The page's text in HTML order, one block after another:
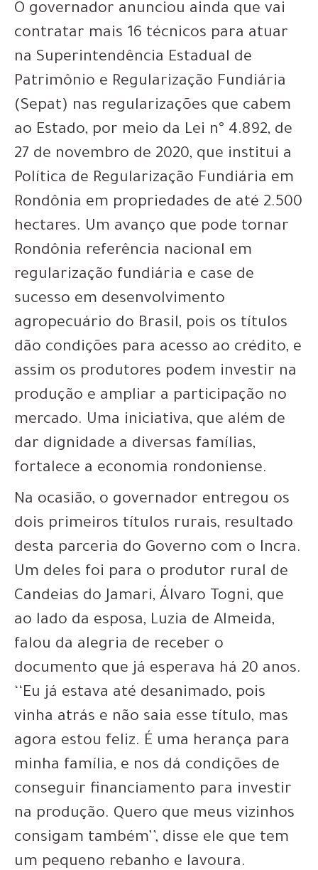
O governador anunciou ainda que vai
contratar mais 16 técnicos para atuar
na Superintendência Estadual de
Patrimônio e Regularização Fundiária
(Sepat) nas regularizações que cabem
ao Estado, por meio da Lei n° 4.892, de
27 de novembro de 2020, que institui a
Política de Regularização Fundiária em
Rondônia em propriedades de até 2.500
hectares. Um avanço que pode tornar
Rondônia referência nacional em
regularização fundiária e case de
sucesso em desenvolvimento
agropecuário do Brasil, pois os títulos
dão condições para acesso ao crédito, e
assim os produtores podem investir na
produção e ampliar a participação no
mercado. Uma iniciativa, que além de
dar dignidade a diversas famílias,
fortalece a economia rondoniense.
Na ocasião, o governador entregou os
dois primeiros títulos rurais, resultado
desta parceria do Governo com o Incra.
Um deles foi para o produtor rural de
Candeias do Jamari, Álvaro Togni, que
ao lado da esposa, Luzia de Almeida,
falou da alegria de receber o
documento que já esperava há 20 anos.
‘‘Eu já estava até desanimado, pois
vinha atrás e não saia esse título, mas
agora estou feliz. É uma herança para
minha família, e nos dá condições de
conseguir financiamento para investir
na produção. Quero que meus vizinhos
consigam também’’, disse ele que tem
um pequeno rebanho e lavoura.